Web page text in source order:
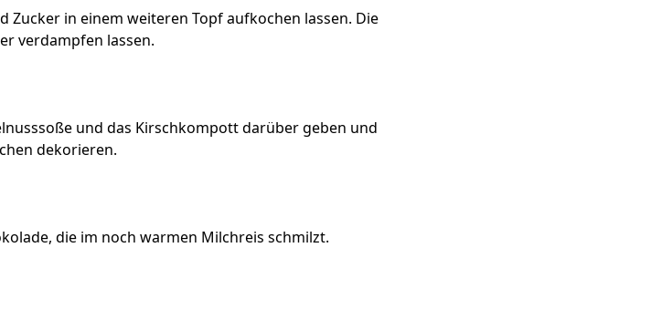
Zucker in einem weiteren Topf aufkochen lassen. Die
verdampfen lassen.
und das Kirschkompott darüber geben und
dekorieren.
die im noch warmen Milchreis schmilzt.